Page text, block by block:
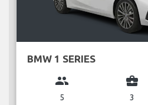
BMW 1 SERIES
group
5
business_center
3